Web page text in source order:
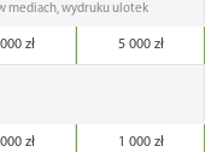
mediach, wydruku ulotek
zł 5 000 zł
zł 1 000 zł